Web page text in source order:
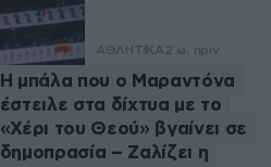
ΑΘΛΗΤΙΚΑ2 ω. πριν
Η μπάλα που ο Μαραντόνα
έστειλε στα δίχτυα με το
«Χέρι του Θεού» βγαίνει σε
δημοπρασία – Ζαλίζει η